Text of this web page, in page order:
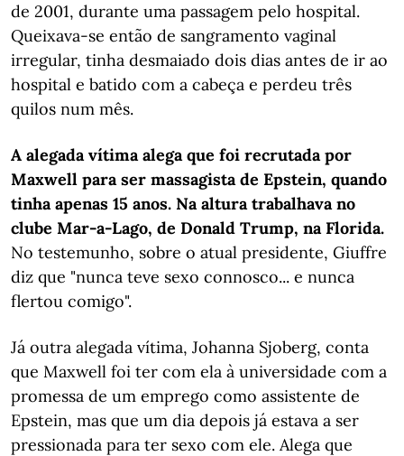
de 2001, durante uma passagem pelo hospital.
Queixava-se então de sangramento vaginal
irregular, tinha desmaiado dois dias antes de ir ao
hospital e batido com a cabeça e perdeu três
quilos num mês.
A alegada vítima alega que foi recrutada por
Maxwell para ser massagista de Epstein, quando
tinha apenas 15 anos. Na altura trabalhava no
clube Mar-a-Lago, de Donald Trump, na Florida.
No testemunho, sobre o atual presidente, Giuffre
diz que "nunca teve sexo connosco... e nunca
flertou comigo".
Já outra alegada vítima, Johanna Sjoberg, conta
que Maxwell foi ter com ela à universidade com a
promessa de um emprego como assistente de
Epstein, mas que um dia depois já estava a ser
pressionada para ter sexo com ele. Alega que